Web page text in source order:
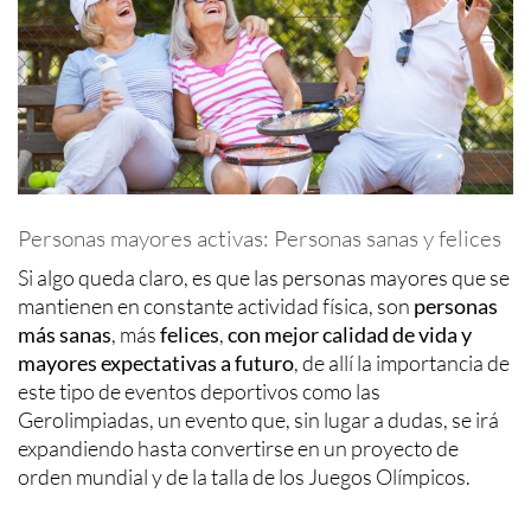
Personas mayores activas: Personas sanas y felices
Si algo queda claro, es que las personas mayores que se
mantienen en constante actividad física, son personas
más sanas, másfelices,con mejor calidad de vida y
mayores expectativas a futuro, de allí la importancia de
este tipo de eventos deportivos como las
Gerolimpiadas, un evento que, sin lugar a dudas, se irá
expandiendo hasta convertirse en un proyecto de
orden mundial y de la talla de los Juegos Olímpicos.